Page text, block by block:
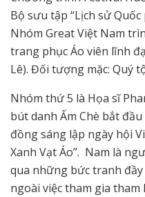
Bộ sưu tập “Lịch sử
Nhóm Great Việt Nam
trang phục Áo viên lĩnh
Lê). Đối tượng mặc: Quý
Nhóm thứ 5 là Họa sĩ
bút danh Ấm Chè bắt
đồng sáng lập ngày hội
Xanh Vạt Áo”. Nam là
qua những bức tranh
ngoài việc tham gia